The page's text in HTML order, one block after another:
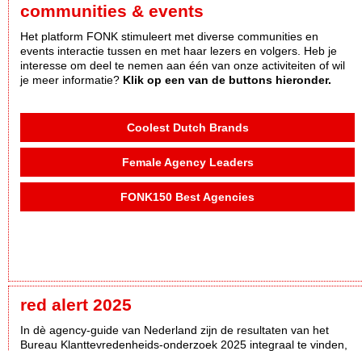
communities & events
Het platform FONK stimuleert met diverse communities en
events interactie tussen en met haar lezers en volgers. Heb je
interesse om deel te nemen aan één van onze activiteiten of wil
je meer informatie? Klik op een van de buttons hieronder.
Coolest Dutch Brands
Female Agency Leaders
FONK150 Best Agencies
red alert 2025
In dè agency-guide van Nederland zijn de resultaten van het
Bureau Klanttevredenheids-onderzoek 2025 integraal te vinden,